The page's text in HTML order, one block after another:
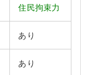
住民拘束力
あり
あり